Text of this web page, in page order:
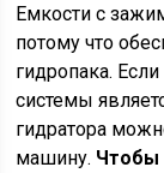
Емкости с
потому что
гидропака.
системы
гидратора
машину. Чтобы